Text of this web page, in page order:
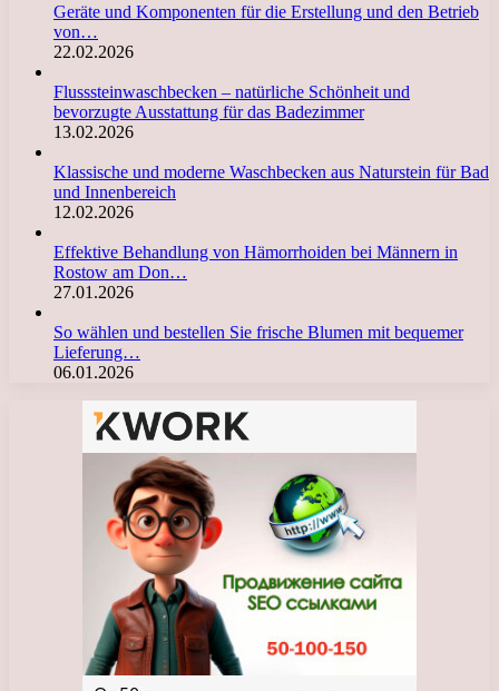
Geräte und Komponenten für die Erstellung und den Betrieb
von…
22.02.2026
Flusssteinwaschbecken – natürliche Schönheit und
bevorzugte Ausstattung für das Badezimmer
13.02.2026
Klassische und moderne Waschbecken aus Naturstein für Bad
und Innenbereich
12.02.2026
Effektive Behandlung von Hämorrhoiden bei Männern in
Rostow am Don…
27.01.2026
So wählen und bestellen Sie frische Blumen mit bequemer
Lieferung…
06.01.2026